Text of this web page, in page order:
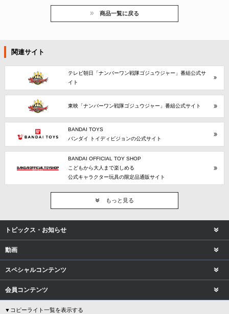
商品一覧に戻る
関連サイト
テレビ朝日「ナンバーワン戦隊ゴジュウジャー」番組公式サ
イト
東映「ナンバーワン戦隊ゴジュウジャー」番組公式サイト
BANDAI TOYS
バンダイ トイディビジョンの公式サイト
BANDAI OFFICIAL TOY SHOP
こどもから大人まで楽しめる
公式キャラクター玩具の限定品通販サイト
もっと見る
トピックス・お知らせ
動画
スペシャルコンテンツ
会員コンテンツ
▼コピーライト一覧を表示する